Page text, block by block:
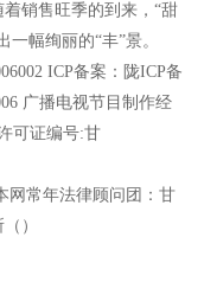
销售旺季的到来，“甜
幅绚丽的“丰”景。
ICP备案：陇ICP备
广播电视节目制作经
可证编号:甘
常年法律顾问团：甘
）